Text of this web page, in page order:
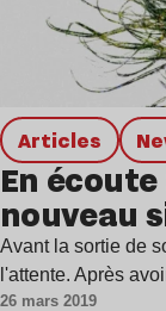
Articles
En
nouveau
Avant la sortie de
l'attente. Après
26 mars 2019